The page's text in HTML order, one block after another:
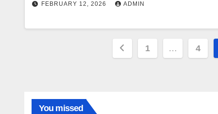
FEBRUARY 12, 2026 ADMIN
Posts1 … 4
You missed